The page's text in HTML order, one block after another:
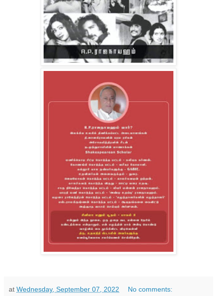
at Wednesday, September 07, 2022 No comments: